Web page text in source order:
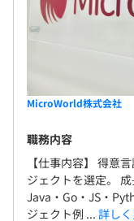
MicroWorld株式会社
職務内容
【仕事内容】 得意
ジェクトを選定。
Java・Go・JS・
ジェクト例 ... 詳し